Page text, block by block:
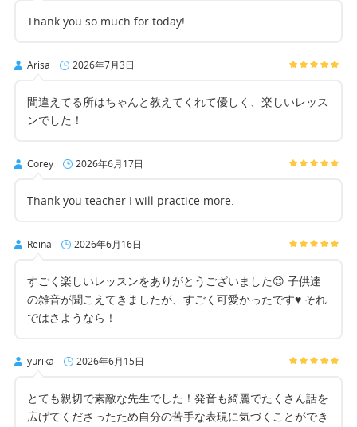
Thank you so much for today!
Arisa 2026年7月3日
間違えてる所はちゃんと教えてくれて優しく、楽しいレッス
ンでした！
Corey 2026年6月17日
Thank you teacher I will practice more.
Reina 2026年6月16日
すごく楽しいレッスンをありがとうございました😊 子供達
の雑音が聞こえてきましたが、すごく可愛かったです♥️ それ
ではさようなら！
yurika 2026年6月15日
とても親切で素敵な先生でした！発音も綺麗でたくさん話を
広げてくださったため自分の苦手な表現に気づくことができ